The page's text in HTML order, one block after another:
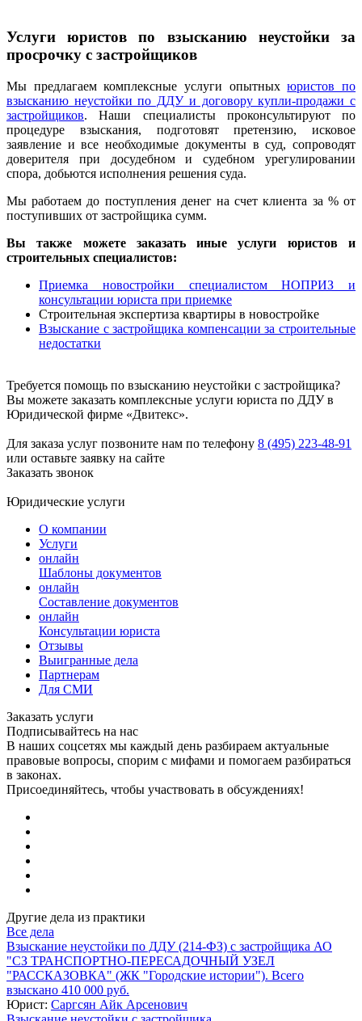
Услуги юристов по взысканию неустойки за
просрочку с застройщиков
Мы предлагаем комплексные услуги опытныхюристов по
взысканию неустойки по ДДУ и договору купли-продажи с
застройщиков. Наши специалисты проконсультируют по
процедуре взыскания, подготовят претензию, исковое
заявление и все необходимые документы в суд, сопроводят
доверителя при досудебном и судебном урегулировании
спора, добьются исполнения решения суда.
Мы работаем до поступления денег на счет клиента за % от
поступивших от застройщика сумм.
Вы также можете заказать иные услуги юристов и
строительных специалистов:
Приемка новостройки специалистом НОПРИЗ и
консультации юриста при приемке
Строительная экспертиза квартиры в новостройке
Взыскание с застройщика компенсации за строительные
недостатки
Требуется помощь по взысканию неустойки с застройщика?
Вы можете заказать комплексные услуги юриста по ДДУ в
Юридической фирме «Двитекс».
Для заказа услуг позвоните нам по телефону 8 (495) 223-48-91
или оставьте заявку на сайте
Заказать звонок
Юридические услуги
О компании
Услуги
онлайн
Шаблоны документов
онлайн
Составление документов
онлайн
Консультации юриста
Отзывы
Выигранные дела
Партнерам
Для СМИ
Заказать услуги
Подписывайтесь на нас
В наших соцсетях мы каждый день разбираем актуальные
правовые вопросы, спорим с мифами и помогаем разбираться
в законах.
Присоединяйтесь, чтобы участвовать в обсуждениях!
Другие дела из практики
Все дела
Взыскание неустойки по ДДУ (214-ФЗ) с застройщика АО
"СЗ ТРАНСПОРТНО-ПЕРЕСАДОЧНЫЙ УЗЕЛ
"РАССКАЗОВКА" (ЖК "Городские истории"). Всего
взыскано 410 000 руб.
Юрист: Саргсян Айк Арсенович